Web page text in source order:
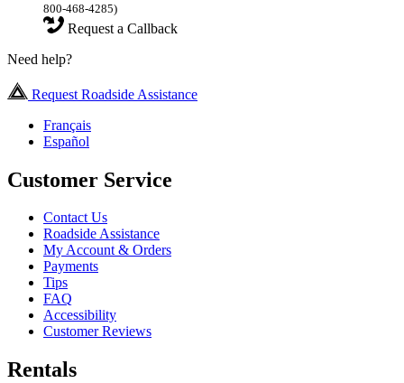
800-468-4285)
Request a Callback
Need help?
Request Roadside Assistance
Français
Español
Customer Service
Contact Us
Roadside Assistance
My Account & Orders
Payments
Tips
FAQ
Accessibility
Customer Reviews
Rentals